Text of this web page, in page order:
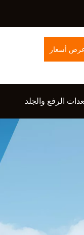
أسعار
الرفع والجلد